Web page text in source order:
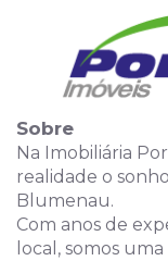
Sobre
Na Imobiliária
realidade o
Blumenau.
Com anos de
local, somos